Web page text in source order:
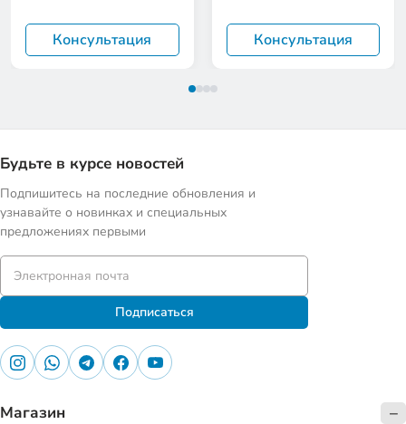
Консультация Консультация
Будьте в курсе новостей
Подпишитесь на последние обновления и
узнавайте о новинках и специальных
предложениях первыми
Подписаться
Магазин